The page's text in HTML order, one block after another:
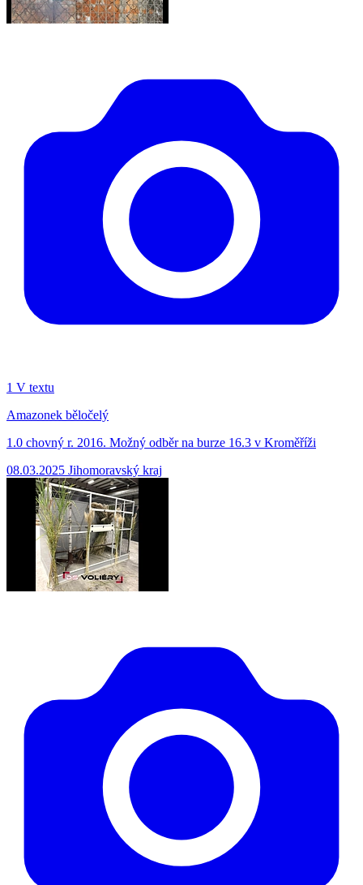
1 V textu
Amazonek běločelý
1.0 chovný r. 2016. Možný odběr na burze 16.3 v Kroměříži
08.03.2025 Jihomoravský kraj